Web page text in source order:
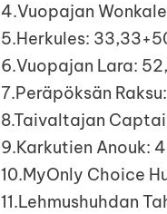
4.Vuopajan
5.Herkules:
6.Vuopajan Lara:
7.Peräpöksän
8.Taivaltajan
9.Karkutien Anouk:
10.MyOnly Choice
11.Lehmushuhdan